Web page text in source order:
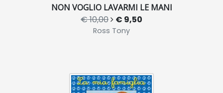
NON VOGLIO LAVARMI LE MANI
€ 10,00 € 9,50
Ross Tony